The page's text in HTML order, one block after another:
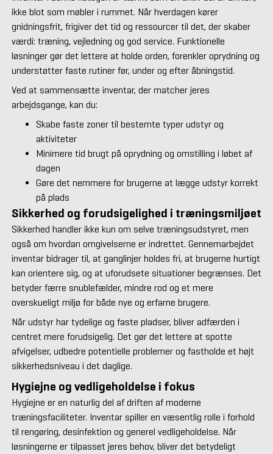
ikke blot som møbler i rummet. Når hverdagen kører
gnidningsfrit, frigiver det tid og ressourcer til det, der skaber
værdi: træning, vejledning og god service. Funktionelle
løsninger gør det lettere at holde orden, forenkler oprydning og
understøtter faste rutiner før, under og efter åbningstid.
Ved at sammensætte inventar, der matcher jeres
arbejdsgange, kan du:
Skabe faste zoner til bestemte typer udstyr og
aktiviteter
Minimere tid brugt på oprydning og omstilling i løbet af
dagen
Gøre det nemmere for brugerne at lægge udstyr korrekt
på plads
Sikkerhed og forudsigelighed i træningsmiljøet
Sikkerhed handler ikke kun om selve træningsudstyret, men
også om hvordan omgivelserne er indrettet. Gennemarbejdet
inventar bidrager til, at ganglinjer holdes fri, at brugerne hurtigt
kan orientere sig, og at uforudsete situationer begrænses. Det
betyder færre snublefælder, mindre rod og et mere
overskueligt miljø for både nye og erfarne brugere.
Når udstyr har tydelige og faste pladser, bliver adfærden i
centret mere forudsigelig. Det gør det lettere at spotte
afvigelser, udbedre potentielle problemer og fastholde et højt
sikkerhedsniveau i det daglige.
Hygiejne og vedligeholdelse i fokus
Hygiejne er en naturlig del af driften af moderne
træningsfaciliteter. Inventar spiller en væsentlig rolle i forhold
til rengøring, desinfektion og generel vedligeholdelse. Når
løsningerne er tilpasset jeres behov, bliver det betydeligt